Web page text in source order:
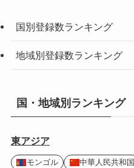
国別登録数ランキング
地域別登録数ランキング
国・地域別ランキング
東アジア
モンゴル 中華人民共和国